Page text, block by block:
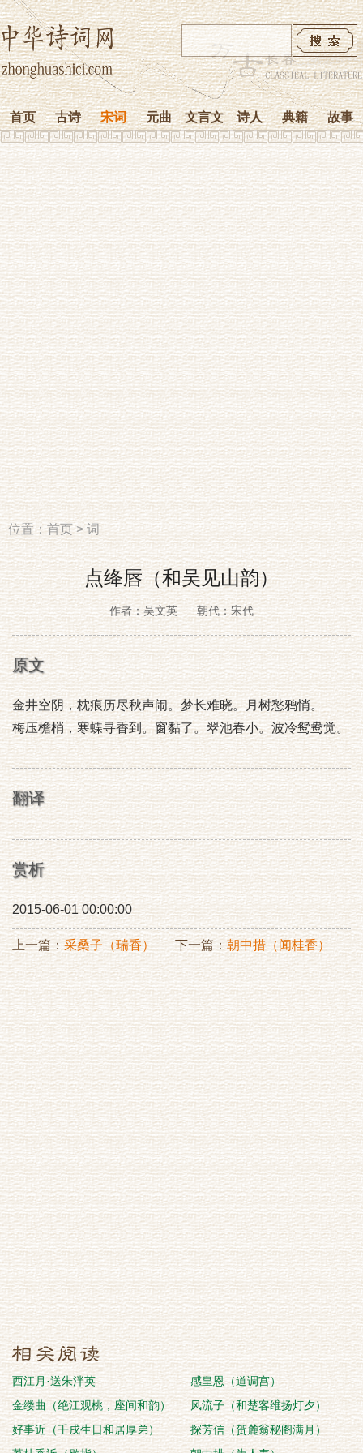
首页 古诗 宋词 元曲 文言文 诗人 典籍 故事
位置：首页>词
点绛唇（和吴见山韵）
作者：吴文英 朝代：宋代
原文
金井空阴，枕痕历尽秋声闹。梦长难晓。月树愁鸦悄。
梅压檐梢，寒蝶寻香到。窗黏了。翠池春小。波冷鸳鸯觉。
翻译
赏析
2015-06-01 00:00:00
上一篇：采桑子（瑞香） 下一篇：朝中措（闻桂香）
西江月·送朱泮英
感皇恩（道调宫）
金缕曲（绝江观桃，座间和韵）
风流子（和楚客维扬灯夕）
好事近（壬戌生日和居厚弟）
探芳信（贺麓翁秘阁满月）